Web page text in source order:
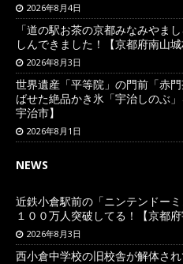
2026年8月4日
「道の駅お茶の京都みなみやま
しんできました！【京都府南山城
2026年8月3日
世界遺産「平等院」の門前「赤
ばせた絶品かき氷「宇治しのぶ
宇治市】
2026年8月1日
NEWS
近鉄小倉駅前の「ニンテンドー
１００万人突破してる！【京都府
2026年8月3日
西小倉中学校の旧校舎が解体され